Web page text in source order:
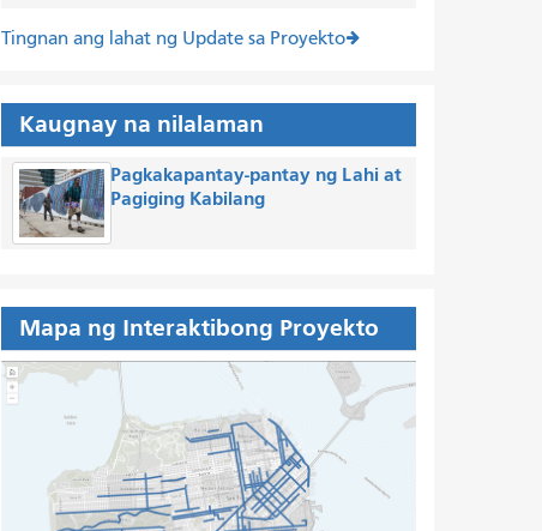
Tingnan ang lahat ng Update sa Proyekto
Kaugnay na nilalaman
Pagkakapantay-pantay ng Lahi at
Pagiging Kabilang
Mapa ng Interaktibong Proyekto